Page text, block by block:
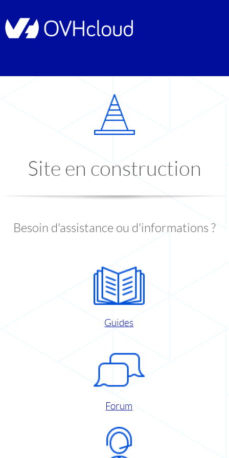
Site en construction
Besoin d'assistance ou d'informations ?
Guides
Forum